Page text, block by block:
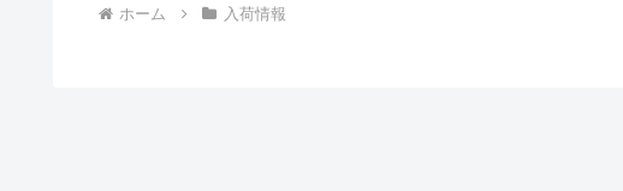
ホーム 入荷情報